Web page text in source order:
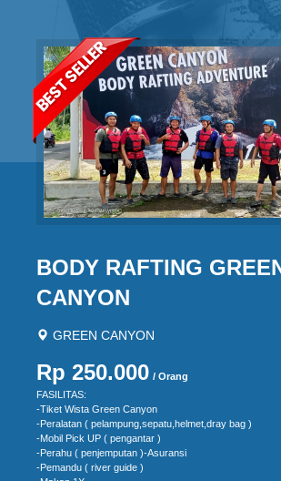
BODY RAFTING
CANYON
GREEN CANYON
Rp 250.000 / Orang
FASILITAS:
-Tiket Wista Green Canyon
-Peralatan ( pelampung,sepatu,helmet,dray bag )
-Mobil Pick UP ( pengantar )
-Perahu ( penjemputan )-Asuransi
-Pemandu ( river guide )